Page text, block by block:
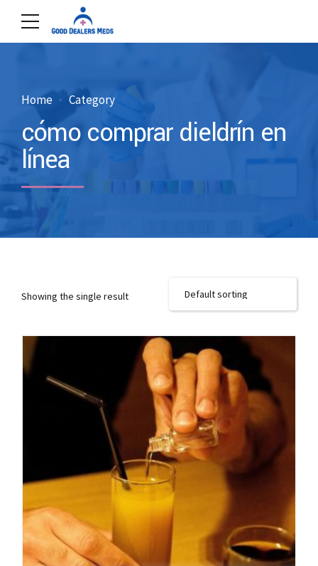
Home Category
cómo comprar dieldrín en
línea
Showing the single result